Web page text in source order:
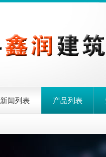
新闻列表 产品列表